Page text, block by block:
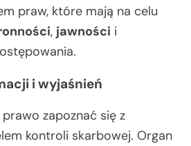
praw, które mają na celu
, jawności i
i wyjaśnień
prawo zapoznać się z
kontroli skarbowej. Organ